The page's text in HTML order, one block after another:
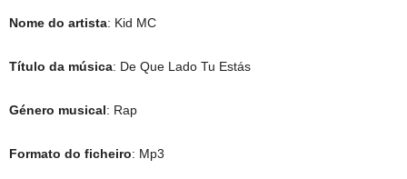
Nome do artista: Kid MC
Título da música: De Que Lado Tu Estás
Género musical: Rap
Formato do ficheiro: Mp3